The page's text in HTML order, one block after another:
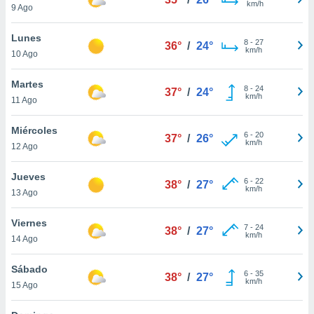
y
más
nuestra
y
de
disponible
cookies
9 Ago
km/h
Lunes
10 Ago
36° / 24° 8- 27
km/h
Martes
11 Ago
37° / 24° 8- 24
km/h
Miércoles
12 Ago
37° / 26° 6- 20
km/h
Jueves
13 Ago
38° / 27° 6- 22
km/h
Viernes
14 Ago
38° / 27° 7- 24
km/h
Sábado
15 Ago
38° / 27° 6- 35
km/h